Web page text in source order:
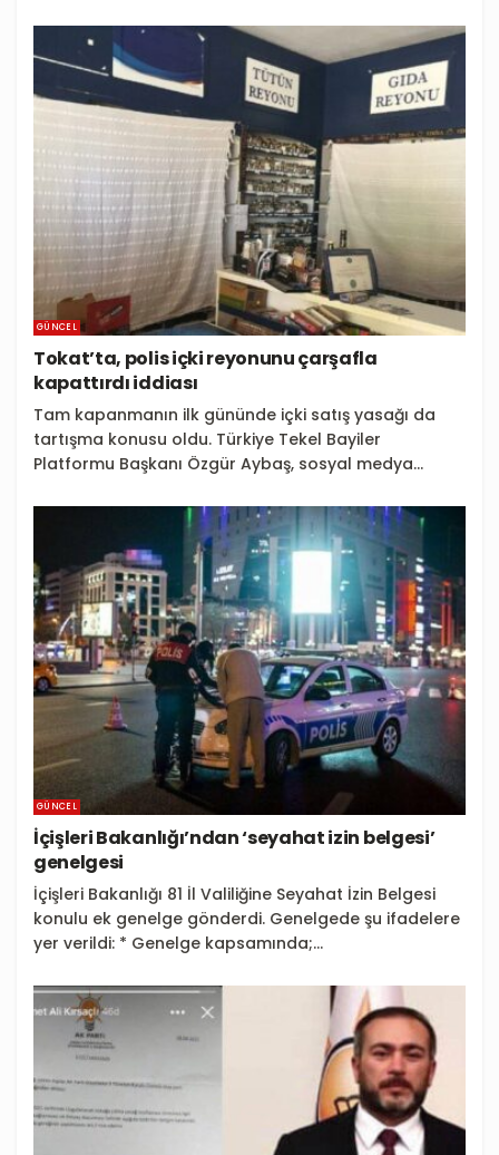
GÜNCEL
Tokat’ta, polis içki reyonunu çarşafla
kapattırdı iddiası
Tam kapanmanın ilk gününde içki satış yasağı da
tartışma konusu oldu. Türkiye Tekel Bayiler
Platformu Başkanı Özgür Aybaş, sosyal medya...
GÜNCEL
İçişleri Bakanlığı’ndan ‘seyahat izin belgesi’
genelgesi
İçişleri Bakanlığı 81 İl Valiliğine Seyahat İzin Belgesi
konulu ek genelge gönderdi. Genelgede şu ifadelere
yer verildi: * Genelge kapsamında;...